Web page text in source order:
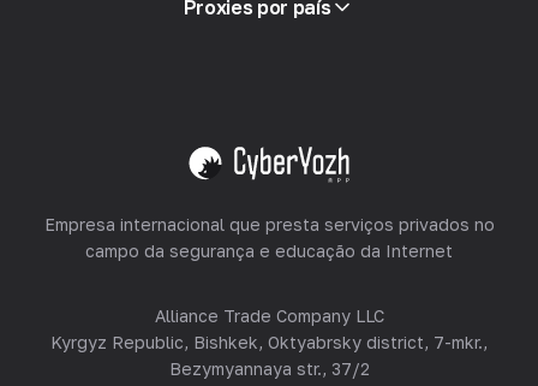
Revendendo
Proxies por país
Ver tudo
Empresa internacional que presta serviços privados no
campo da segurança e educação da Internet
Alliance Trade Company LLC
Kyrgyz Republic, Bishkek, Oktyabrsky district, 7-mkr.,
Bezymyannaya str., 37/2